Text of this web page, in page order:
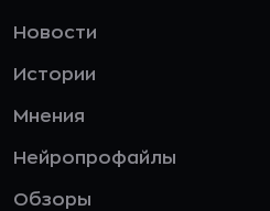
Новости
Истории
Мнения
Нейропрофайлы
Обзоры